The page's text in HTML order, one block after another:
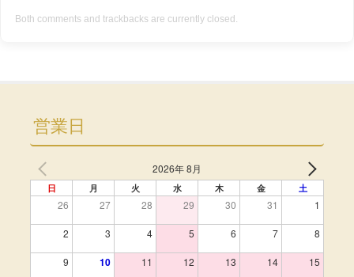
Both comments and trackbacks are currently closed.
営業日
2026年 8月
日 月 火 水 木 金 土
26 27 28 29 30 31 1
2 3 4 5 6 7 8
9 10 11 12 13 14 15